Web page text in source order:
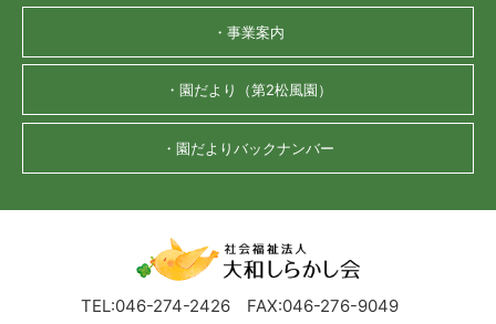
・事業案内
・園だより（第2松風園）
・園だよりバックナンバー
TEL:046-274-2426 FAX:046-276-9049